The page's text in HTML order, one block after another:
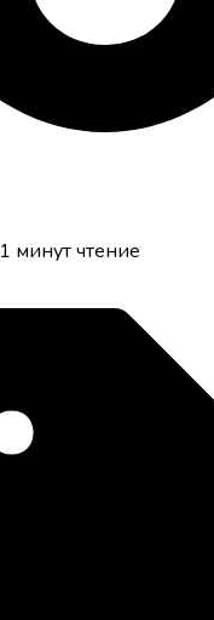
1 минут чтение